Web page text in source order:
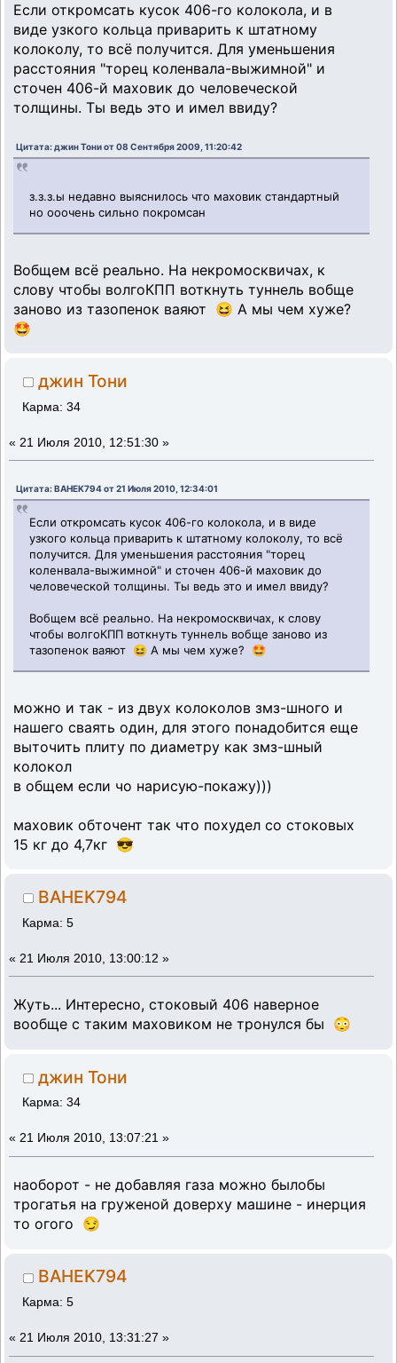
Если откромсать кусок 406-го колокола, и в
виде узкого кольца приварить к штатному
колоколу, то всё получится. Для уменьшения
расстояния "торец коленвала-выжимной" и
сточен 406-й маховик до человеческой
толщины. Ты ведь это и имел ввиду?
Цитата: джин Тони от 08 Сентября 2009, 11:20:42
з.з.з.ы недавно выяснилось что маховик стандартный
но ооочень сильно покромсан
Вобщем всё реально. На некромосквичах, к
слову чтобы волгоКПП воткнуть туннель вобще
заново из тазопенок ваяют 😆 А мы чем хуже?
🤩
джин Тони
Карма: 34
« 21 Июля 2010, 12:51:30 »
Цитата: BAHEK794 от 21 Июля 2010, 12:34:01
Если откромсать кусок 406-го колокола, и в виде
узкого кольца приварить к штатному колоколу, то всё
получится. Для уменьшения расстояния "торец
коленвала-выжимной" и сточен 406-й маховик до
человеческой толщины. Ты ведь это и имел ввиду?
Вобщем всё реально. На некромосквичах, к слову
чтобы волгоКПП воткнуть туннель вобще заново из
тазопенок ваяют 😆 А мы чем хуже? 🤩
можно и так - из двух колоколов змз-шного и
нашего сваять один, для этого понадобится еще
выточить плиту по диаметру как змз-шный
колокол
в общем если чо нарисую-покажу)))
маховик обточент так что похудел со стоковых
15 кг до 4,7кг 😎
BAHEK794
Карма: 5
« 21 Июля 2010, 13:00:12 »
Жуть... Интересно, стоковый 406 наверное
вообще с таким маховиком не тронулся бы 😳
джин Тони
Карма: 34
« 21 Июля 2010, 13:07:21 »
наоборот - не добавляя газа можно былобы
трогатья на груженой доверху машине - инерция
то огого 😏
BAHEK794
Карма: 5
« 21 Июля 2010, 13:31:27 »